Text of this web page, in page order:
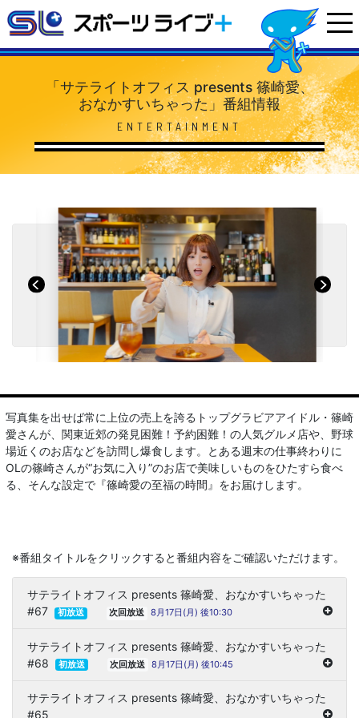
「サテライトオフィス presents 篠崎愛、
おなかすいちゃった」番組情報
ENTERTAINMENT
写真集を出せば常に上位の売上を誇るトップグラビアアイドル・篠崎
愛さんが、関東近郊の発見困難！予約困難！の人気グルメ店や、野球
場近くのお店などを訪問し爆食します。とある週末の仕事終わりに
OLの篠崎さんが“お気に入り”のお店で美味しいものをひたすら食べ
る、そんな設定で『篠崎愛の至福の時間』をお届けします。
※番組タイトルをクリックすると番組内容をご確認いただけます。
サテライトオフィス presents 篠崎愛、おなかすいちゃった
#67
初放送 次回放送 8月17日(月) 後10:30
サテライトオフィス presents 篠崎愛、おなかすいちゃった
#68
初放送 次回放送 8月17日(月) 後10:45
サテライトオフィス presents 篠崎愛、おなかすいちゃった
#65